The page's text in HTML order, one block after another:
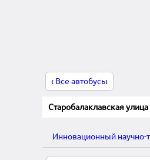
‹ Все автобусы
Старобалаклавская
Инновационный научно-